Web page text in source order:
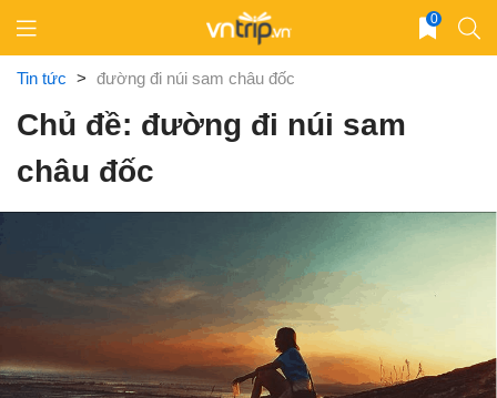
content
0
Tin tức > đường đi núi sam châu đốc
Chủ đề: đường đi núi sam
châu đốc